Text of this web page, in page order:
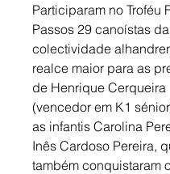
Participaram no Troféu
Passos 29 canoístas da
colectividade
realce maior para as
de Henrique Cerqueira
(vencedor em K1
as infantis Carolina
Inês Cardoso Pereira,
também conquistaram